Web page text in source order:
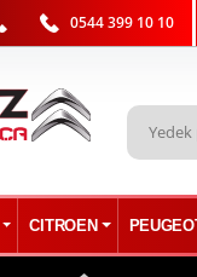
0544 399 10 10
CITROEN